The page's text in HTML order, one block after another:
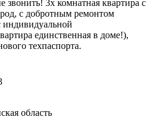
звонить! 3х комнатная квартира с
с добротным ремонтом
индивидуальной
единственная в доме!),
техпаспорта.
область